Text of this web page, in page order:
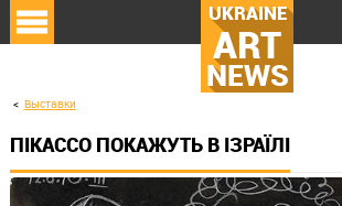
UKRAINE
ART
NEWS
Выставки
ПІКАССО ПОКАЖУТЬ В ІЗРАЇЛІ